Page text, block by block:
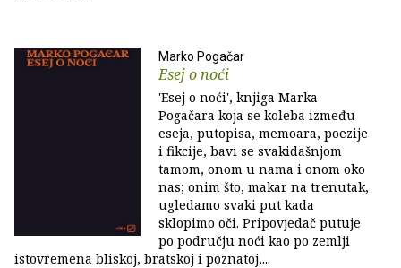
Marko Pogačar
Esej o noći
'Esej o noći', knjiga Marka
Pogačara koja se koleba između
eseja, putopisa, memoara, poezije
i fikcije, bavi se svakidašnjom
tamom, onom u nama i onom oko
nas; onim što, makar na trenutak,
ugledamo svaki put kada
sklopimo oči. Pripovjedač putuje
po području noći kao po zemlji
istovremena bliskoj, bratskoj i poznatoj,...